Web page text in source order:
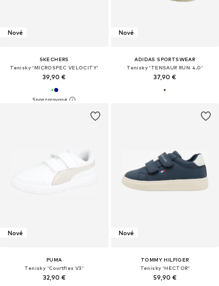
Nové
SKECHERS
Tenisky 'MICROSPEC VELOCITY'
39,90 €
Nové
ADIDAS SPORTSWEAR
Tenisky 'TENSAUR RUN 4.0'
37,90 €
Nové
PUMA
Tenisky 'Courtflex V3'
32,90 €
Nové
TOMMY HILFIGER
Tenisky 'HECTOR'
59,90 €